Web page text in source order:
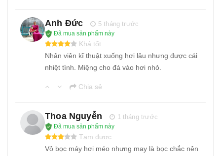
Anh Đức
5 tháng trước
Đã mua sản phẩm này
Khá tốt
Nhân viên kĩ thuật xuống hơi lâu nhưng được cái
nhiệt tình. Miệng cho đá vào hơi nhỏ.
Chia sẻ
Thoa Nguyễn
1 tháng trước
Đã mua sản phẩm này
Tạm được
Vỏ bọc máy hơi méo nhưng may là bọc chắc nên